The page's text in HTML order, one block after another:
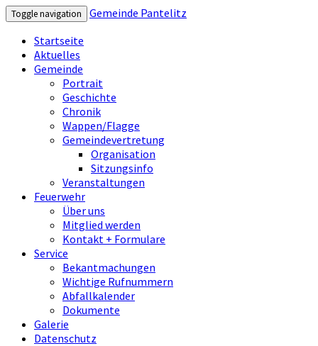
Toggle navigation
Gemeinde Pantelitz
Startseite
Aktuelles
Gemeinde
Portrait
Geschichte
Chronik
Wappen/Flagge
Gemeindevertretung
Organisation
Sitzungsinfo
Veranstaltungen
Feuerwehr
Über uns
Mitglied werden
Kontakt + Formulare
Service
Bekantmachungen
Wichtige Rufnummern
Abfallkalender
Dokumente
Galerie
Datenschutz